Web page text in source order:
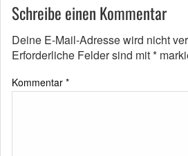
Schreibe einen Kommentar
Deine E-Mail-Adresse wird nicht
Erforderliche Felder sind mit*
Kommentar *